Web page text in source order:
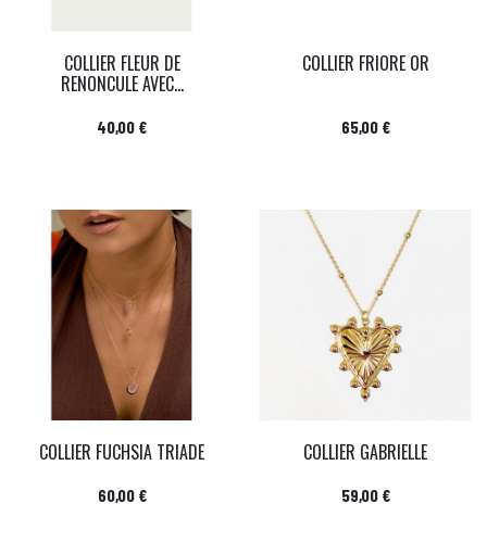
COLLIER FLEUR DE
RENONCULE AVEC...
Prix
40,00 €
COLLIER FRIORE OR
Prix
65,00 €
COLLIER FUCHSIA TRIADE
Prix
60,00 €
COLLIER GABRIELLE
Prix
59,00 €